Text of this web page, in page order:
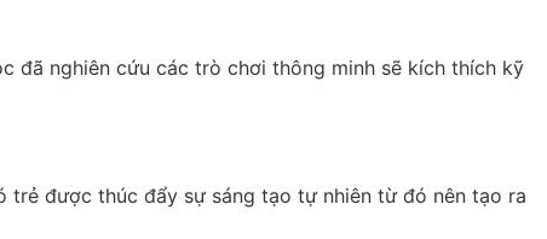
đã nghiên cứu các trò chơi thông minh sẽ kích thích kỹ
được thúc đẩy sự sáng tạo tự nhiên từ đó nên tạo ra